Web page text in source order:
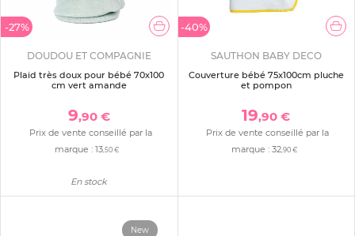
-27%
DOUDOU ET COMPAGNIE
Plaid très doux pour bébé 70x100
cm vert amande
9,90 €
Prix de vente conseillé par la
marque :13 ,50 €
En stock
-40%
SAUTHON BABY DECO
Couverture bébé 75x100cm pluche
et pompon
19,90 €
Prix de vente conseillé par la
marque : 32,90 €
New